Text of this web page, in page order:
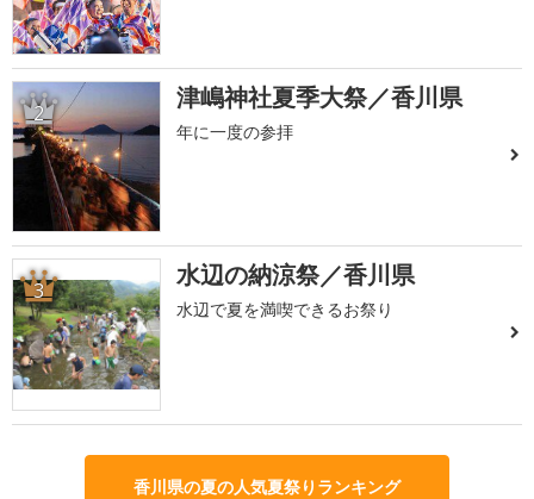
2 津嶋神社夏季大祭／香川県
年に一度の参拝
3 水辺の納涼祭／香川県
水辺で夏を満喫できるお祭り
香川県の夏の人気夏祭りランキング